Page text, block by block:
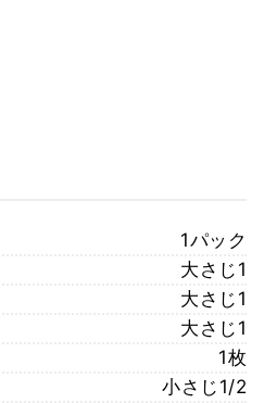
1パック
大さじ1
大さじ1
大さじ1
1枚
小さじ1/2